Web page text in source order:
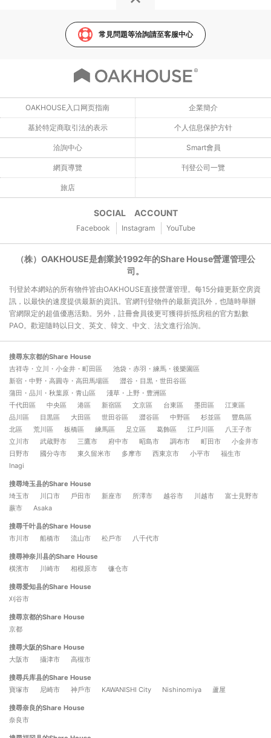
常見問題等洽詢請至客服中心
OAKHOUSE入口网页指南 企業簡介
基於特定商取引法的表示 个人信息保护方针
洽詢中心 Smart會員
網頁導覽 刊登公司一覽
旅店
SOCIAL ACCOUNT
Facebook Instagram YouTube
（株）OAKHOUSE是創業於1992年的Share House營運管理公
司。
刊登於本網站的所有物件皆由OAKHOUSE直接營運管理。每15分鐘更新空房資
訊，以最快的速度提供最新的資訊。官網刊登物件的最新資訊外，也隨時舉辦
官網限定的超值優惠活動。另外，註冊會員後更可獲得折抵房租的官方點數
PAO。歡迎隨時以日文、英文、韓文、中文、法文進行洽詢。
搜尋东京都的Share House
吉祥寺・立川・小金井・町田區
池袋・赤羽・練馬・後樂園區
新宿・中野・高圓寺・高田馬場區
澀谷・目黒・世田谷區
蒲田・品川・秋葉原・青山區
淺草・上野・豊洲區
千代田區
中央區 港區 新宿區 文京區 台東區 墨田區
江東區
品川區
目黒區 大田區 世田谷區 澀谷區 中野區 杉並區
豐島區
北區
荒川區 板橋區 練馬區 足立區 葛飾區 江戶川區
八王子市
立川市
武蔵野市 三鷹市 府中市 昭島市 調布市 町田市
小金井市
日野市
國分寺市 東久留米市 多摩市 西東京市 小平市
福生市
Inagi
搜尋埼玉县的Share House
埼玉市
川口市 戶田市 新座市 所澤市 越谷市 川越市
富士見野市
蕨市
Asaka
搜尋千叶县的Share House
市川市
船橋市 流山市 松戶市 八千代市
搜尋神奈川县的Share House
橫濱市
川崎市 相模原市 镰仓市
搜尋爱知县的Share House
刈谷市
搜尋京都的Share House
京都
搜尋大阪的Share House
大阪市
攝津市 高槻市
搜尋兵库县的Share House
寶塚市
尼崎市 神戶市 KAWANISHI City Nishinomiya 蘆屋
搜尋奈良的Share House
奈良市